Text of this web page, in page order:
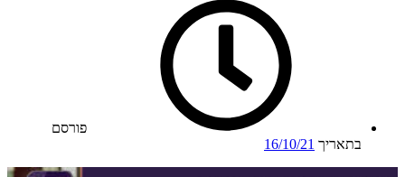
פורסם
בתאריך 16/10/21